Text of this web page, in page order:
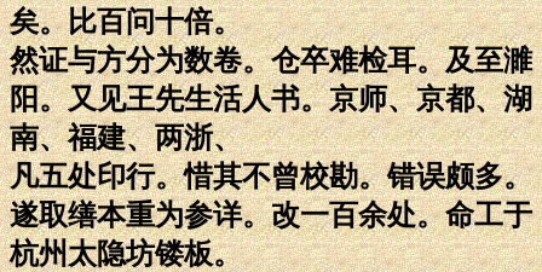
矣。比百问十倍。
然证与方分为数卷。仓卒难检耳。及至濉
阳。又见王先生活人书。京师、京都、湖
南、福建、两浙、
凡五处印行。惜其不曾校勘。错误颇多。
遂取缮本重为参详。改一百余处。命工于
杭州太隐坊镂板。